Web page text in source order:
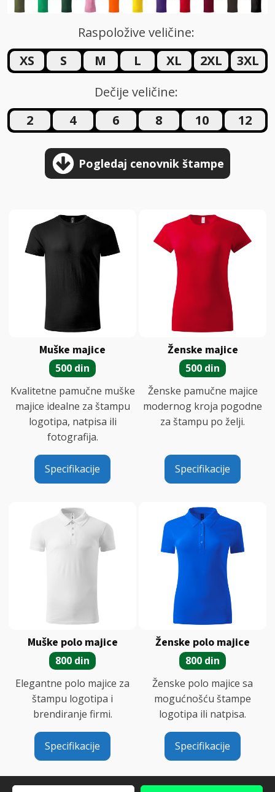
Raspoložive veličine:
XS
S M L XL 2XL
3XL
Dečije veličine:
2
4 6 8 10 12
Pogledaj cenovnik štampe
Muške majice
500 din
Kvalitetne pamučne muške
majice idealne za štampu
logotipa, natpisa ili
fotografija.
Specifikacije
Ženske majice
500 din
Ženske pamučne majice
modernog kroja pogodne
za štampu po želji.
Specifikacije
Muške polo majice
800 din
Elegantne polo majice za
štampu logotipa i
brendiranje firmi.
Specifikacije
Ženske polo majice
800 din
Ženske polo majice sa
mogućnošću štampe
logotipa ili natpisa.
Specifikacije